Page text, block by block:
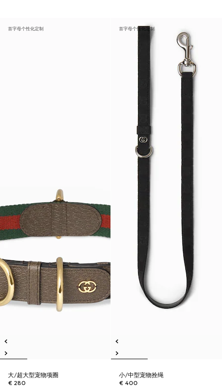
首字母个性化定制
大/超大型宠物项圈
€ 280
首字母个性化定制
小/中型宠物拴绳
€ 400